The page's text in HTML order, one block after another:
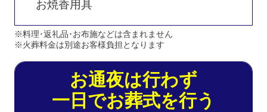
お焼香用具
※料理･返礼品･お布施などは含まれません
※火葬料金は別途お客様負担となります
お通夜は行わず
一日でお葬式を行う